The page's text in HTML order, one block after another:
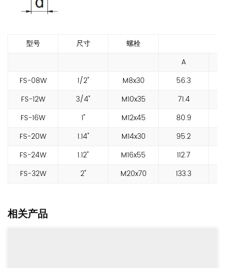
型号 尺寸
螺栓
A
FS-08W
1/2" M8x30
56.3
FS-12W
3/4" M10x35
71.4
FS-16W
1" M12x45
80.9
FS-20W
1.14" M14x30
95.2
FS-24W
1.12" M16x55
112.7
FS-32W
2" M20x70 133.3
相关产品